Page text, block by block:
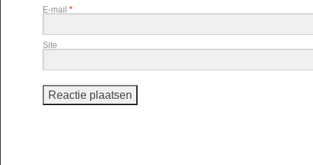
E-mail *
Site